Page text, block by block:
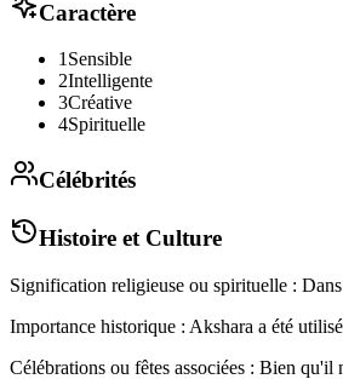
Caractère
1Sensible
2Intelligente
3Créative
4Spirituelle
Célébrités
Histoire et Culture
Signification religieuse ou spirituelle :
Importance historique : Akshara a été
Célébrations ou fêtes associées : Bien qu'il